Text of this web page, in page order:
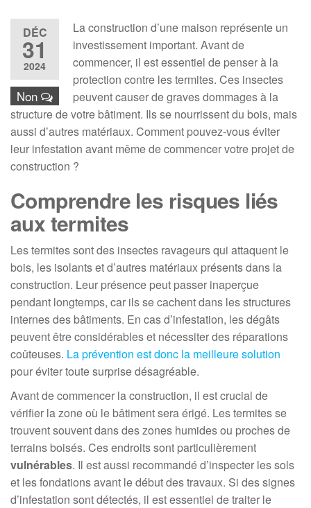
DÉC
31
2024
Non
La construction d’une maison représente un
investissement important. Avant de
commencer, il est essentiel de penser à la
protection contre les termites. Ces insectes
peuvent causer de graves dommages à la
structure de votre bâtiment. Ils se nourrissent du bois, mais
aussi d’autres matériaux. Comment pouvez-vous éviter
leur infestation avant même de commencer votre projet de
construction ?
Comprendre les risques liés
aux termites
Les termites sont des insectes ravageurs qui attaquent le
bois, les isolants et d’autres matériaux présents dans la
construction. Leur présence peut passer inaperçue
pendant longtemps, car ils se cachent dans les structures
internes des bâtiments. En cas d’infestation, les dégâts
peuvent être considérables et nécessiter des réparations
coûteuses. La prévention est donc la meilleure solution
pour éviter toute surprise désagréable.
Avant de commencer la construction, il est crucial de
vérifier la zone où le bâtiment sera érigé. Les termites se
trouvent souvent dans des zones humides ou proches de
terrains boisés. Ces endroits sont particulièrement
vulnérables. Il est aussi recommandé d’inspecter les sols
et les fondations avant le début des travaux. Si des signes
d’infestation sont détectés, il est essentiel de traiter le